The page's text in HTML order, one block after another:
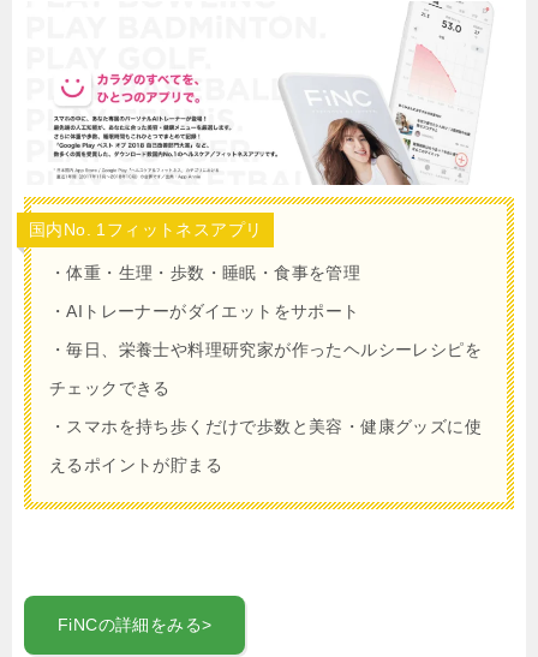
国内No. 1フィットネスアプリ
・体重・生理・歩数・睡眠・食事を管理
・AIトレーナーがダイエットをサポート
・毎日、栄養士や料理研究家が作ったヘルシーレシピを
チェックできる
・スマホを持ち歩くだけで歩数と美容・健康グッズに使
えるポイントが貯まる
FiNCの詳細をみる>